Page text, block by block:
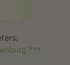
***